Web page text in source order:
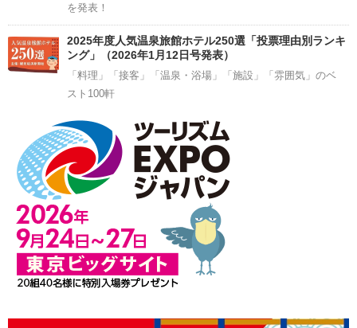
を発表！
2025年度人気温泉旅館ホテル250選「投票理由別ランキ
ング」（2026年1月12日号発表）
「料理」「接客」「温泉・浴場」「施設」「雰囲気」のベ
スト100軒